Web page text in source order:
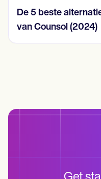
De 5 beste
van Counsol (2024)